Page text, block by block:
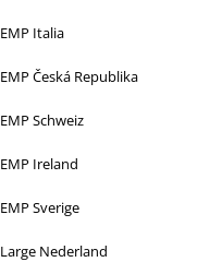
EMP Italia
EMP Česká Republika
EMP Schweiz
EMP Ireland
EMP Sverige
Large Nederland